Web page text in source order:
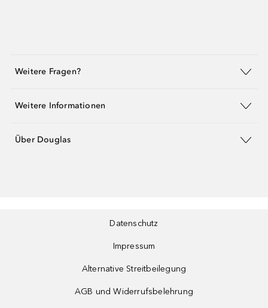
Weitere Fragen?
Weitere Informationen
Über Douglas
Datenschutz
Impressum
Alternative Streitbeilegung
AGB und Widerrufsbelehrung